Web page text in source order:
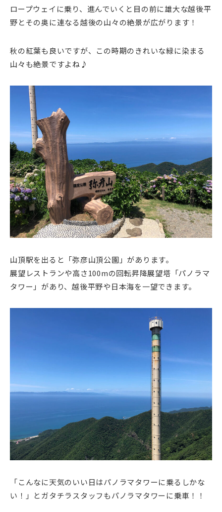
ロープウェイに乗り、進んでいくと目の前に雄大な越後平
野とその奥に連なる越後の山々の絶景が広がります！
秋の紅葉も良いですが、この時期のきれいな緑に染まる
山々も絶景ですよね♪
山頂駅を出ると「弥彦山頂公園」があります。
展望レストランや高さ100mの回転昇降展望塔「パノラマ
タワー」があり、越後平野や日本海を一望できます。
「こんなに天気のいい日はパノラマタワーに乗るしかな
い！」とガタチラスタッフもパノラマタワーに乗車！！